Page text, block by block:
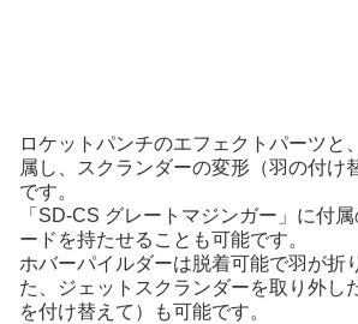
ロケットパンチのエフェクトパーツと
属し、スクランダーの変形（羽の付け
です。
「SD-CS グレートマジンガー」に付
ードを持たせることも可能です。
ホバーパイルダーは脱着可能で羽が折
た、ジェットスクランダーを取り外し
を付け替えて）も可能です。